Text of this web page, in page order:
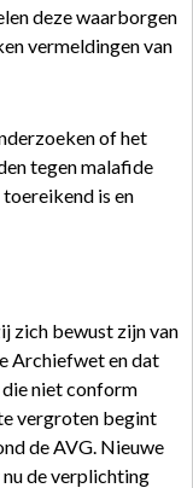
deze waarborgen
vermeldingen van
of het
tegen malafide
is en
zich bewust zijn van
Archiefwet en dat
die niet conform
vergroten begint
de AVG. Nieuwe
de verplichting